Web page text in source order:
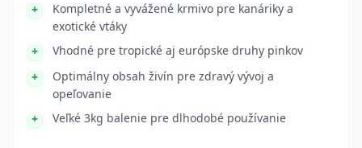
Kompletné a vyvážené krmivo pre kanáriky a
exotické vtáky
Vhodné pre tropické aj európske druhy pinkov
Optimálny obsah živín pre zdravý vývoj a
opeľovanie
Veľké 3kg balenie pre dlhodobé používanie